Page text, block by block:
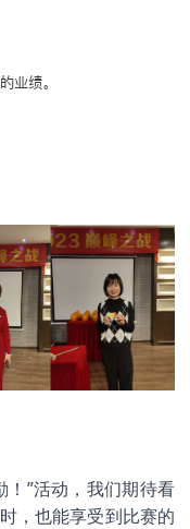
业绩。
！”活动，我们期待看
，也能享受到比赛的